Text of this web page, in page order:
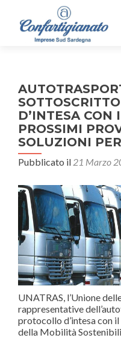
D’INTESA CON
PROSSIMI
SOLUZIONI
Pubblicato il 21 Marzo
UNATRAS, l’Unione
rappresentative
protocollo d’intesa con
della Mobilità Sostenibili.